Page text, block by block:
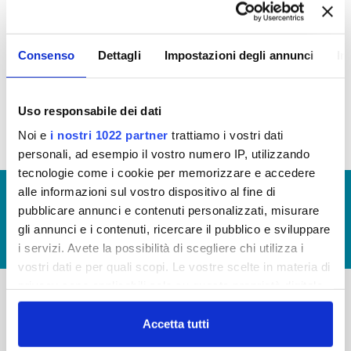
Consenso Dettagli Impostazioni degli annunci
Uso responsabile dei dati
Noi e i nostri 1022 partner trattiamo i vostri dati
personali, ad esempio il vostro numero IP, utilizzando
tecnologie come i cookie per memorizzare e accedere
alle informazioni sul vostro dispositivo al fine di
pubblicare annunci e contenuti personalizzati, misurare
gli annunci e i contenuti, ricercare il pubblico e sviluppare
i servizi. Avete la possibilità di scegliere chi utilizza i
vostri dati e per quali scopi. Le vostre scelte in materia di
in cui avete effettuato le vostre scelte. È possibile
modificare o revocare il proprio consenso in qualsiasi
momento dalla Dichiarazione sui cookie o facendo clic
Accetta tutti
In questa sezione è possibile consultare la tabella
sintetica dei provvedimenti rilevanti intervenuti
nella fase esecutiva dei contratti nel corso del
2023
© Copyright 2017 - 2026
GLOSSARIO
GIUDICA IL SERVIZIO
LAVORA CON NOI
Publiacqua S.p.A
-